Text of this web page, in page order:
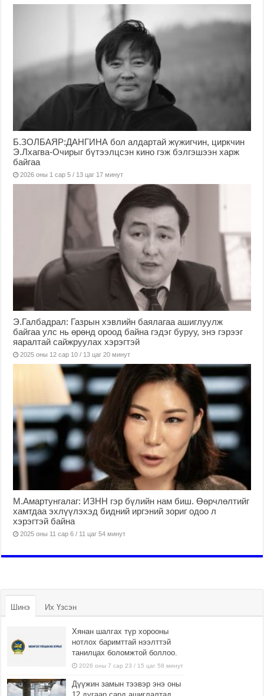
Б.ЗОЛБАЯР:ДАНГИНА бол алдартай жүжигчин, циркчин
Э.Лхагва-Очирыг бүтээлцсэн кино гэж бэлгэшээн харж
байгаа
2026 оны 1 сар 5 / 13 цаг 17 минут
Э.Галбадрал: Газрын хэвлийн баялагаа ашиглуулж
байгаа улс нь өрөнд ороод байна гэдэг буруу, энэ гэрээг
яаралтай сайжруулах хэрэгтэй
2025 оны 12 сар 10 / 13 цаг 20 минут
М.Амартунгалаг: ИЗНН гэр бүлийн нам биш. Өөрчлөлтийг
хамтдаа эхлүүлэхэд бидний иргэний зориг одоо л
хэрэгтэй байна
2025 оны 11 сар 6 / 11 цаг 54 минут
Шинэ Их Үзсэн
Хянан шалгах түр хорооны
нотлох баримттай нээлттэй
танилцах боломжтой боллоо.
2026 оны 7 сар 23 / 15 цаг 58 минут
Дүүжин замын тээвэр энэ оны